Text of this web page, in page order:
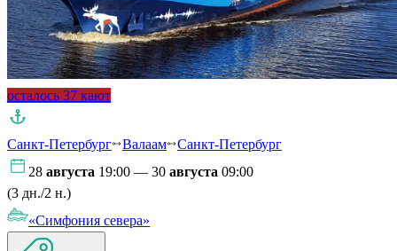
осталось 37 кают
Санкт-Петербург Валаам
Санкт-Петербург
28 августа 19:00 — 30 августа 09:00
(3 дн./2 н.)
«Симфония севера»